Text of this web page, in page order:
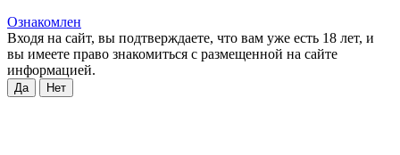
Ознакомлен
Входя на сайт, вы подтверждаете, что вам уже есть 18 лет, и
вы имеете право знакомиться с размещенной на сайте
информацией.